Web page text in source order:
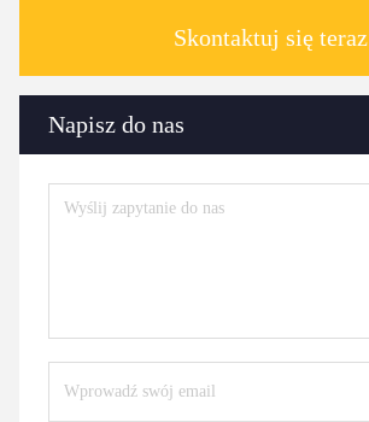
Skontaktuj się teraz
Napisz do nas